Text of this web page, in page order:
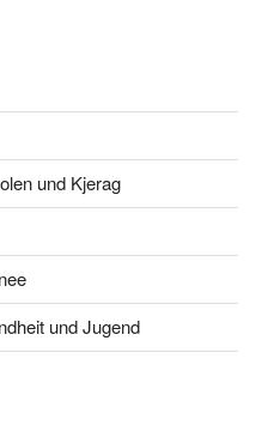
und Kjerag
und Jugend